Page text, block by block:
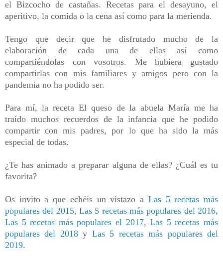
el Bizcocho de castañas. Recetas para el desayuno, el
aperitivo, la comida o la cena así como para la merienda.
Tengo que decir que he disfrutado mucho de la
elaboración de cada una de ellas así como
compartiéndolas con vosotros. Me hubiera gustado
compartirlas con mis familiares y amigos pero con la
pandemia no ha podido ser.
Para mí, la receta El queso de la abuela María me ha
traído muchos recuerdos de la infancia que he podido
compartir con mis padres, por lo que ha sido la más
especial de todas.
¿Te has animado a preparar alguna de ellas? ¿Cuál es tu
favorita?
Os invito a que echéis un vistazo a Las 5 recetas más
populares del 2015,Las 5 recetas más populares del 2016,
Las 5 recetas más populares el 2017,Las 5 recetas más
populares del 2018y Las 5 recetas más populares del
2019.